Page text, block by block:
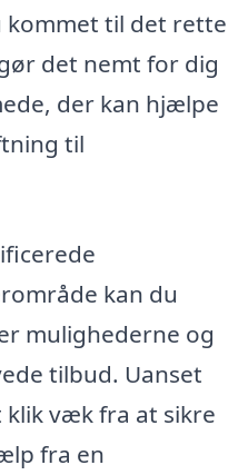
kommet til det rette
det nemt for dig
der kan hjælpe
til
kan du
mulighederne og
tilbud. Uanset
væk fra at sikre
fra en